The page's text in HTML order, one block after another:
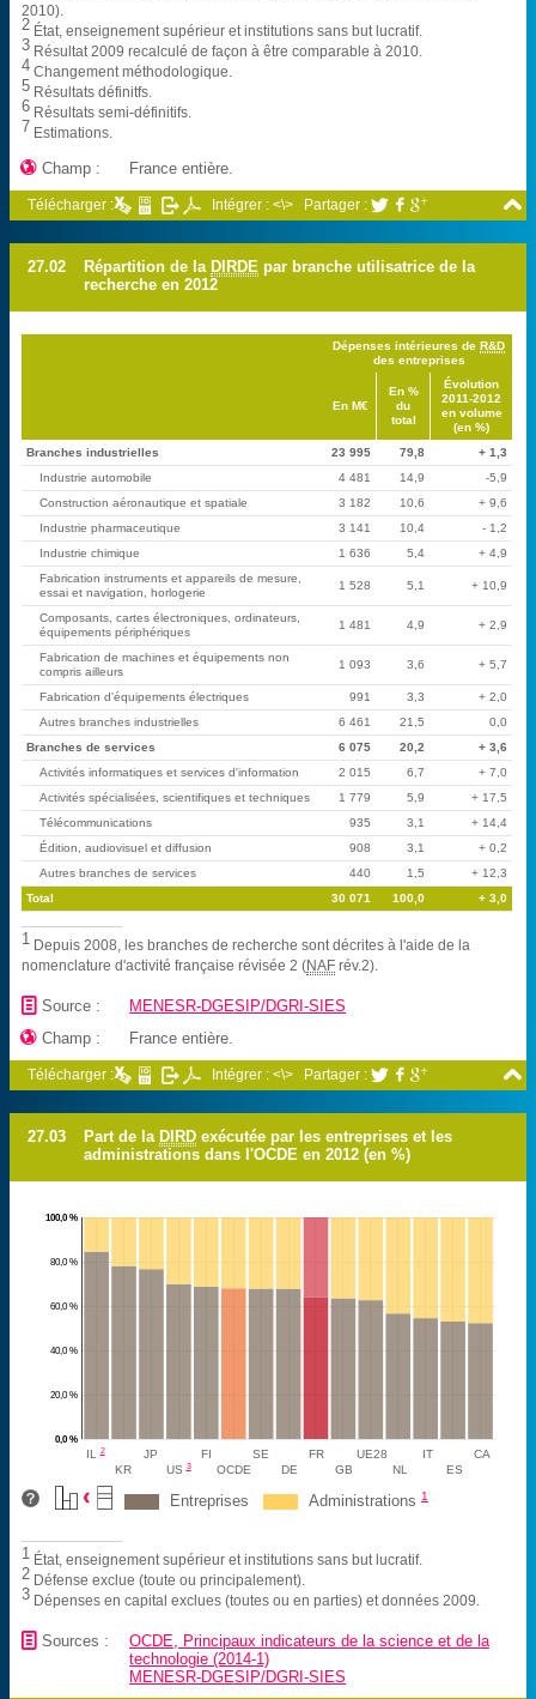
2010).
2 État, enseignement supérieur et institutions sans but lucratif.
3 Résultat 2009 recalculé de façon à être comparable à 2010.
4 Changement méthodologique.
5 Résultats définitfs.
6 Résultats semi-définitifs.
7 Estimations.
 Champ : France entière.

Télécharger : Intégrer : <\> Partager :   
27.02 Répartition de laDIRDE par branche utilisatrice de la
recherche en 2012
Dépenses intérieures deR&D
des entreprises
En M€
En %
du
total
Évolution
2011-2012
en volume
(en %)
Branches industrielles
23 995 79,8
+ 1,3
Industrie automobile
4 481 14,9
-5,9
Construction aéronautique et spatiale
3 182 10,6
+ 9,6
Industrie pharmaceutique
3 141 10,4
- 1,2
Industrie chimique
1 636 5,4
+ 4,9
Fabrication instruments et appareils de mesure,
essai et navigation, horlogerie
1 528 5,1 + 10,9
Composants, cartes électroniques, ordinateurs,
équipements périphériques
1 481 4,9 + 2,9
Fabrication de machines et équipements non
compris ailleurs
1 093 3,6 + 5,7
Fabrication d'équipements électriques 991 3,3
+ 2,0
Autres branches industrielles
6 461 21,5
0,0
Branches de services
6 075 20,2
+ 3,6
Activités informatiques et services d'information
2 015 6,7
+ 7,0
Activités spécialisées, scientifiques et techniques
1 779 5,9
+ 17,5
Télécommunications
935 3,1
+ 14,4
Édition, audiovisuel et diffusion
908 3,1
+ 0,2
Autres branches de services
440 1,5
+ 12,3
Total
30 071 100,0 + 3,0
1 Depuis 2008, les branches de recherche sont décrites à l'aide de la
nomenclature d'activité française révisée 2 (NAF rév.2).
📄 Source : MENESR-DGESIP/DGRI-SIES
 Champ : France entière.

Télécharger : Intégrer : <\> Partager :   
27.03 Part de laDIRD exécutée par les entreprises et les
administrations dans l'OCDE en 2012 (en %)
20,0 %
40,0 %
60,0 %
80,0 %
0,0 %
100,0 %
IL2 JP FI SE FR UE28 IT
CA
KR
US3 OCDE DE GB NL ES
Entreprises Administrations1
1 État, enseignement supérieur et institutions sans but lucratif.
2 Défense exclue (toute ou principalement).
3 Dépenses en capital exclues (toutes ou en parties) et données 2009.
📄 Sources :
OCDE, Principaux indicateurs de la science et de la
technologie (2014-1)
MENESR-DGESIP/DGRI-SIES